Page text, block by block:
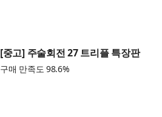
[중고] 주술회전 27 트리플 특장판
구매 만족도 98.6%